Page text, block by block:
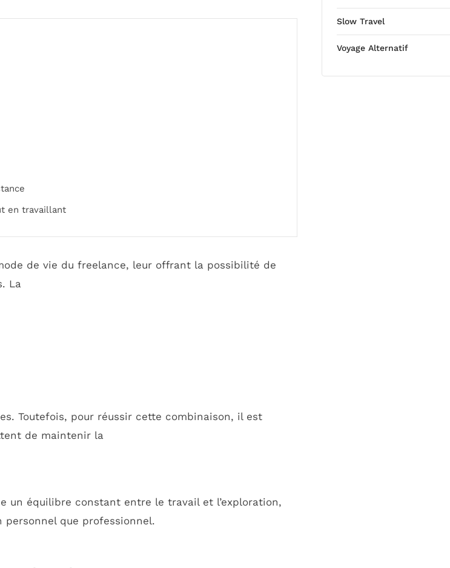
en travaillant
de vie du freelance, leur offrant la possibilité de
La
Toutefois, pour réussir cette combinaison, il est
de maintenir la
un équilibre constant entre le travail et l’exploration,
que professionnel.
Slow Travel
Voyage Alternatif